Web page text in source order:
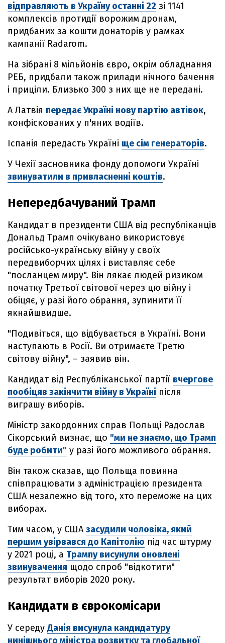
відправляють в Україну останні 22 зі 1141
комплексів протидії ворожим дронам,
придбаних за кошти донаторів у рамках
кампанії Radarom.
На зібрані 8 мільйонів євро, окрім обладнання
РЕБ, придбали також прилади нічного бачення
і приціли. Близько 300 з них ще не передані.
А Латвія передає Україні нову партію автівок,
конфіскованих у п'яних водіїв.
Іспанія передасть Україні ще сім генераторів.
У Чехії засновника фонду допомоги Україні
звинуватили в привласненні коштів.
Непередбачуваний Трамп
Кандидат в президенти США від республіканців
Дональд Трамп очікувано використовує
російсько-українську війну у своїх
передвиборчих цілях і виставляє себе
"посланцем миру". Він лякає людей ризиком
початку Третьої світової через цю війну і
обіцяє, у разі його обрання, зупинити її
якнайшвидше.
"Подивіться, що відбувається в Україні. Вони
наступають в Росії. Ви отримаєте Третю
світову війну", – заявив він.
Кандидат від Республіканської партії вчергове
пообіцяв закінчити війну в Україні після
виграшу виборів.
Міністр закордонних справ Польщі Радослав
Сікорський визнає, що "ми не знаємо, що Трамп
буде робити" у разі його можливого обрання.
Він також сказав, що Польща повинна
співпрацювати з адміністрацією президента
США незалежно від того, хто переможе на цих
виборах.
Тим часом, у США засудили чоловіка, який
першим увірвався до Капітолію під час штурму
у 2021 році, а Трампу висунули оновлені
звинувачення щодо спроб "відкотити"
результат виборів 2020 року.
Кандидати в єврокомісари
У середу Данія висунула кандидатуру
нинішнього міністра розвитку та глобальної